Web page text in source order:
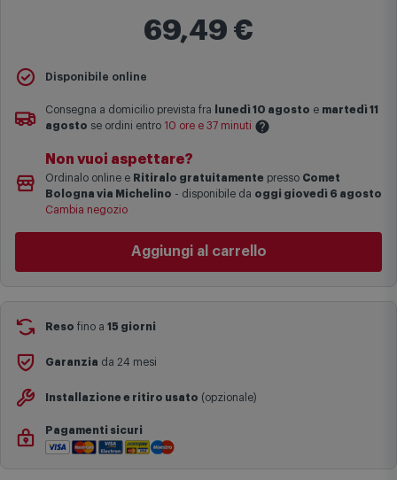
69,49 €
Il Prezzo Consigliato
dal produttore e viene mostrato al fine di fornire un confronto con il
prezzo finale di vendita anche in assenza di sconti.
Maggiori informazioni
Disponibile online
Consegna a domicilio prevista fra lunedì 10 agosto e martedì 11
agosto se ordini entro 10 ore e 37 minuti
Le date previste per la consegna sono una stima approssimativa
basata sulle statistiche di consegna in possesso di Comet.
I tempi di consegna effettivi potrebbero variare in situazioni
complesse come isole e regioni montane, consegna nei periodi
festivi e ricorrenze principali o in circostanze eccezionali).
Si ricorda inoltre che i prodotti acquistati in modalità di
Non vuoi aspettare?
Ordinalo online e Ritiralo gratuitamente presso Comet
Bologna via Michelino - disponibile da oggi giovedì 6 agosto
Cambia negozio
Aggiungi al carrello
Reso fino a 15 giorni
Garanzia da 24 mesi
Installazione e ritiro usato (opzionale)
Pagamenti sicuri